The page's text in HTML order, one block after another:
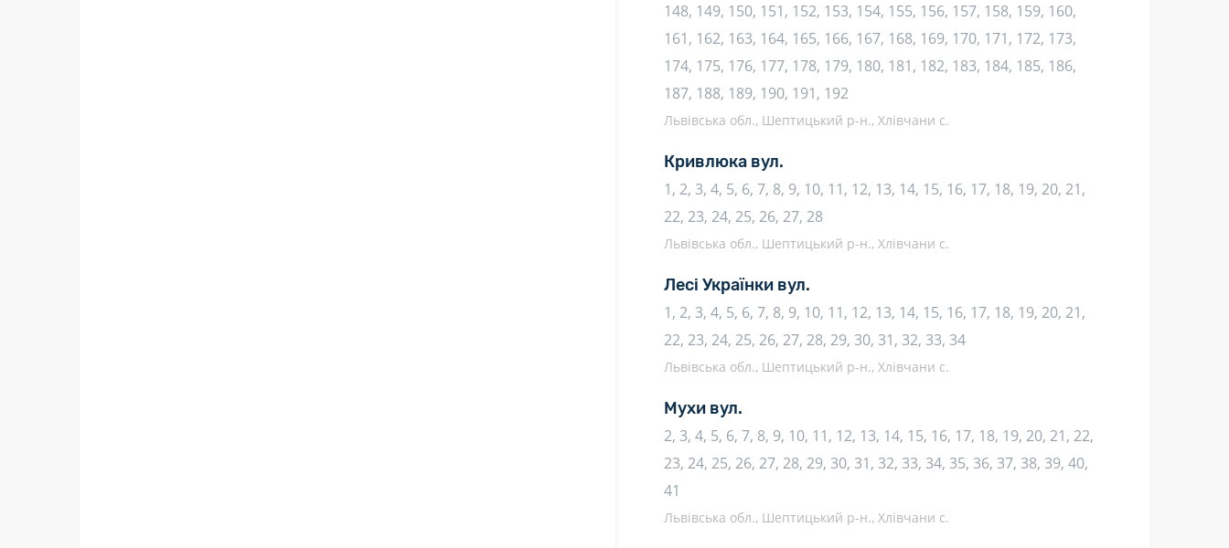
148, 149, 150, 151, 152, 153, 154, 155, 156, 157, 158, 159, 160,
161, 162, 163, 164, 165, 166, 167, 168, 169, 170, 171, 172, 173,
174, 175, 176, 177, 178, 179, 180, 181, 182, 183, 184, 185, 186,
187, 188, 189, 190, 191, 192
Львівська обл., Шептицький р-н., Хлівчани с.
Кривлюка вул.
1, 2, 3, 4, 5, 6, 7, 8, 9, 10, 11, 12, 13, 14, 15, 16, 17, 18, 19, 20, 21,
22, 23, 24, 25, 26, 27, 28
Львівська обл., Шептицький р-н., Хлівчани с.
Лесі Українки вул.
1, 2, 3, 4, 5, 6, 7, 8, 9, 10, 11, 12, 13, 14, 15, 16, 17, 18, 19, 20, 21,
22, 23, 24, 25, 26, 27, 28, 29, 30, 31, 32, 33, 34
Львівська обл., Шептицький р-н., Хлівчани с.
Мухи вул.
2, 3, 4, 5, 6, 7, 8, 9, 10, 11, 12, 13, 14, 15, 16, 17, 18, 19, 20, 21, 22,
23, 24, 25, 26, 27, 28, 29, 30, 31, 32, 33, 34, 35, 36, 37, 38, 39, 40,
41
Львівська обл., Шептицький р-н., Хлівчани с.